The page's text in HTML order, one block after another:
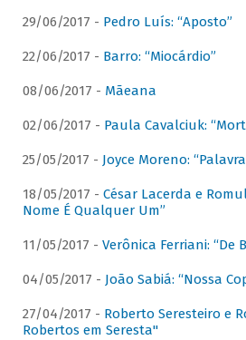
29/06/2017 - Pedro Luís: “Aposto”
22/06/2017 - Barro: “Miocárdio”
08/06/2017 - Mãeana
02/06/2017 - Paula Cavalciuk:
25/05/2017 - Joyce Moreno:
18/05/2017 - César Lacerda e
Nome É Qualquer Um”
11/05/2017 - Verônica Ferriani: “De
04/05/2017 - João Sabiá: “Nossa
27/04/2017 - Roberto Seresteiro e
Robertos em Seresta"